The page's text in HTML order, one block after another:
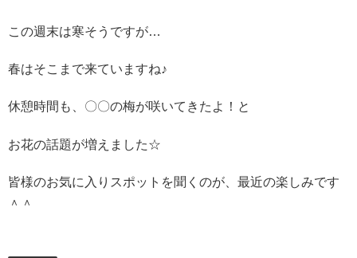
この週末は寒そうですが…
春はそこまで来ていますね♪
休憩時間も、〇〇の梅が咲いてきたよ！と
お花の話題が増えました☆
皆様のお気に入りスポットを聞くのが、最近の楽しみです
＾＾